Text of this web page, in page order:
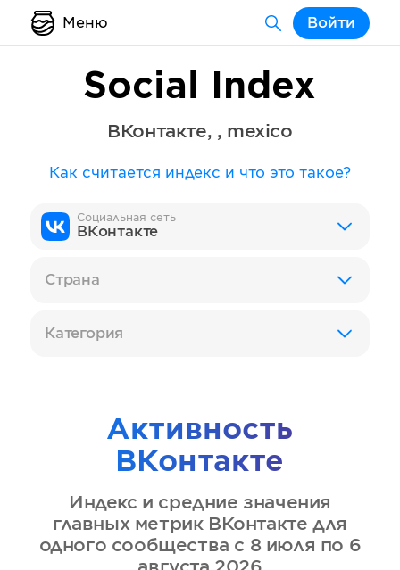
Меню Войти
Social Index
ВКонтакте, , mexico
Как считается индекс и что это такое?
Социальная сеть
ВКонтакте
Страна
Категория
Активность
ВКонтакте
Индекс и средние значения
главных метрик ВКонтакте для
одного сообщества с 8 июля по 6